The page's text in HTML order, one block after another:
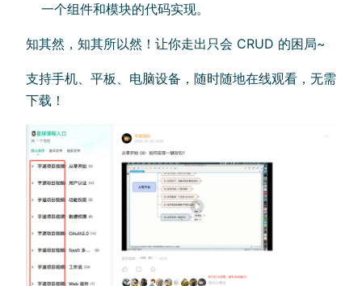
一个组件和模块的代码实现。
知其然，知其所以然！让你走出只会 CRUD 的困局~
支持手机、平板、电脑设备，随时随地在线观看，无需
下载！